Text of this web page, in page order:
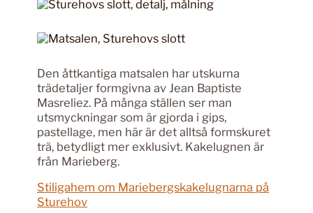
Den åttkantiga matsalen har utskurna
trädetaljer formgivna av Jean Baptiste
Masreliez. På många ställen ser man
utsmyckningar som är gjorda i gips,
pastellage, men här är det alltså formskuret
trä, betydligt mer exklusivt. Kakelugnen är
från Marieberg.
Stiligahem om Mariebergskakelugnarna på
Sturehov